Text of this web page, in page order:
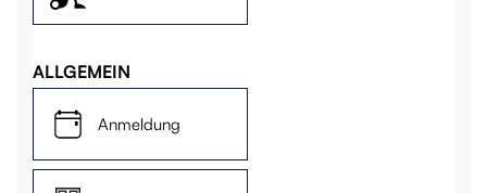
ALLGEMEIN
Anmeldung